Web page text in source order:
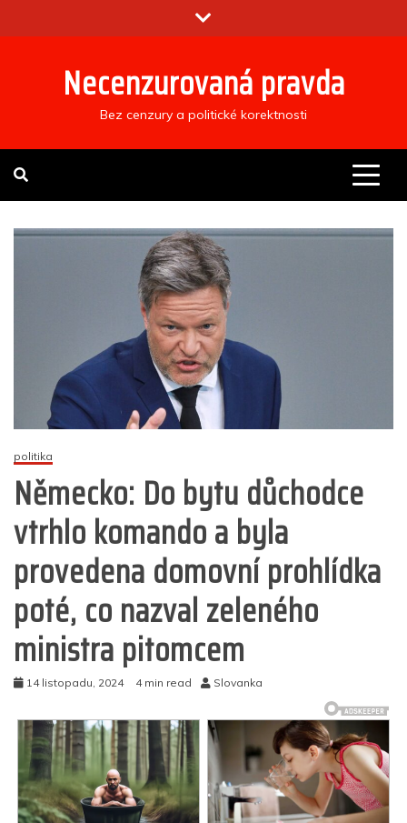
to
Necenzurovaná pravda
Bez cenzury a politické korektnosti
politika
Německo: Do bytu důchodce
vtrhlo komando a byla
provedena domovní prohlídka
poté, co nazval zeleného
ministra pitomcem
14 listopadu, 2024 4 min read Slovanka